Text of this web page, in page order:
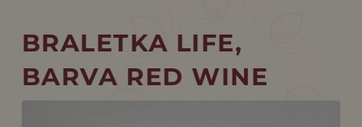
BRALETKA LIFE,
BARVA RED WINE